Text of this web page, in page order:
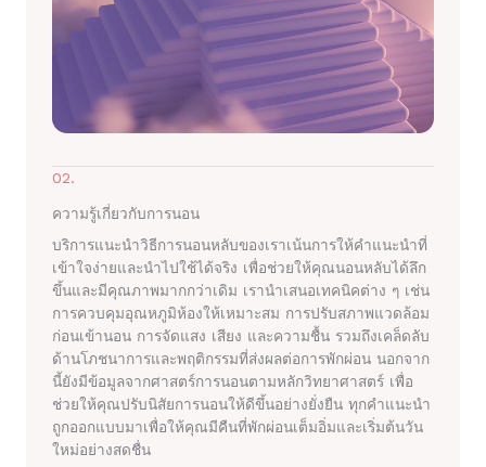
02.
ความรู้เกี่ยวกับการนอน
บริการแนะนำวิธีการนอนหลับของเราเน้นการให้คำแนะนำที่
เข้าใจง่ายและนำไปใช้ได้จริง เพื่อช่วยให้คุณนอนหลับได้ลึก
ขึ้นและมีคุณภาพมากกว่าเดิม เรานำเสนอเทคนิคต่าง ๆ เช่น
การควบคุมอุณหภูมิห้องให้เหมาะสม การปรับสภาพแวดล้อม
ก่อนเข้านอน การจัดแสง เสียง และความชื้น รวมถึงเคล็ดลับ
ด้านโภชนาการและพฤติกรรมที่ส่งผลต่อการพักผ่อน นอกจาก
นี้ยังมีข้อมูลจากศาสตร์การนอนตามหลักวิทยาศาสตร์ เพื่อ
ช่วยให้คุณปรับนิสัยการนอนให้ดีขึ้นอย่างยั่งยืน ทุกคำแนะนำ
ถูกออกแบบมาเพื่อให้คุณมีคืนที่พักผ่อนเต็มอิ่มและเริ่มต้นวัน
ใหม่อย่างสดชื่น